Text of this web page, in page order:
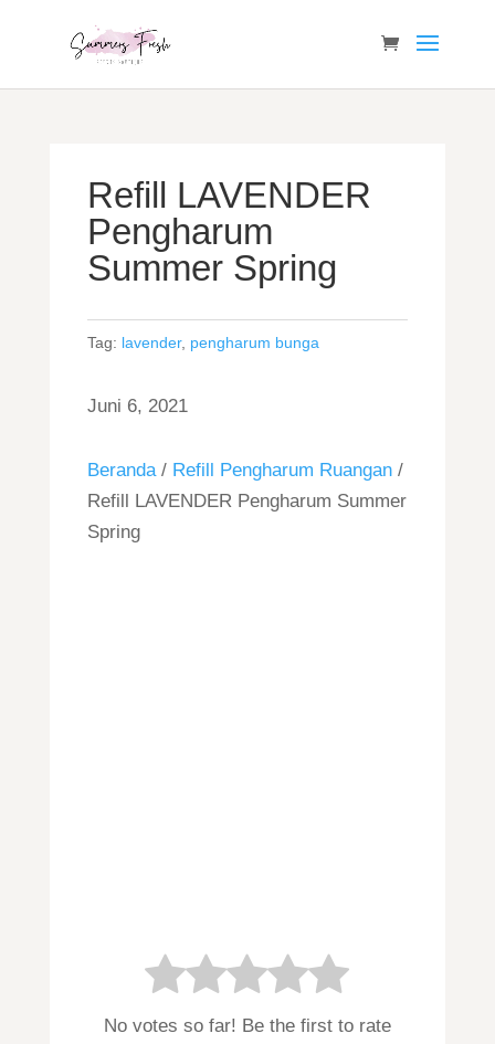
Refill LAVENDER
Pengharum
Summer Spring
Tag: lavender, pengharum bunga
Juni 6, 2021
Beranda/ Refill Pengharum Ruangan/
Refill LAVENDER Pengharum Summer
Spring
No votes so far! Be the first to rate